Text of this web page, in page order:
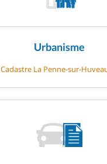
Urbanisme
Cadastre La Penne-sur-